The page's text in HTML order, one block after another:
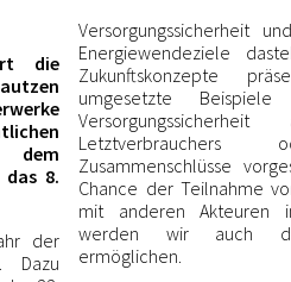
die
dem
das 8.
der
Dazu
Versorgungssicherheit
Energiewendeziele
Zukunftskonzepte
umgesetzte
Letztverbrauchers
Zusammenschlüsse
Chance der Teilnahme
mit anderen Akteuren
werden wir auch die
ermöglichen.